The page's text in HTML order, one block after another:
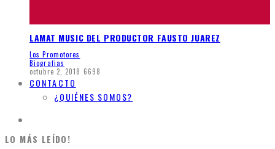
LAMAT MUSIC DEL PRODUCTOR FAUSTO JUAREZ
Los Promotores
Biografias
octubre 2, 2018 6698
CONTACTO
¿QUIÉNES SOMOS?
LO MÁS LEÍDO!